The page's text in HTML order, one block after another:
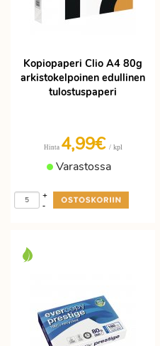
Kopiopaperi Clio A4 80g
arkistokelpoinen edullinen
tulostuspaperi
Hinta 4,99€ / kpl
Varastossa
-
+